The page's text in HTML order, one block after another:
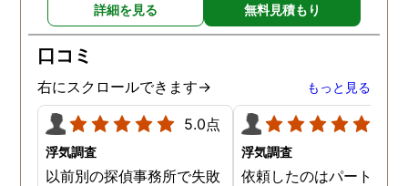
詳細を見る 無料見積もり
口コミ
右にスクロールできます→ もっと見る
5.0点
浮気調査
以前別の探偵事務所で失敗
浮気調査
依頼したのはパートナー